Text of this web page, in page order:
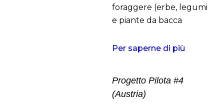
foraggere (erbe, legumi
e piante da bacca
Per saperne di più
Progetto Pilota #4
(Austria)